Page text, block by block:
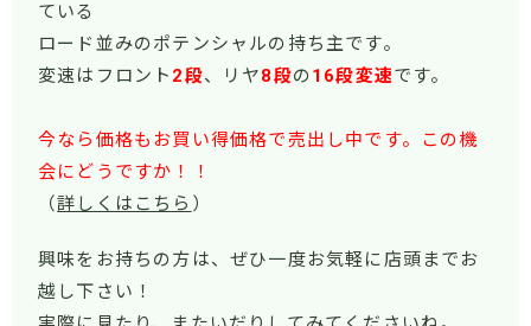
ている
ロード並みのポテンシャルの持ち主です。
変速はフロント 2段、リヤ8段の 16段変速です。
今なら価格もお買い得価格で売出し中です。この機
会にどうですか！！
（詳しくはこちら ）
興味をお持ちの方は、ぜひ一度お気軽に店頭までお
越し下さい！